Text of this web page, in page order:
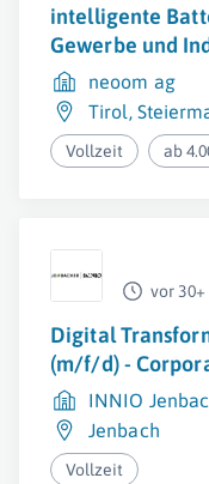
intelligente
Gewerbe und
neoom ag
Tirol,
Vollzeit ab
vor 30+
Digital
(m/f/d) -
INNIO
Jenbach
Vollzeit